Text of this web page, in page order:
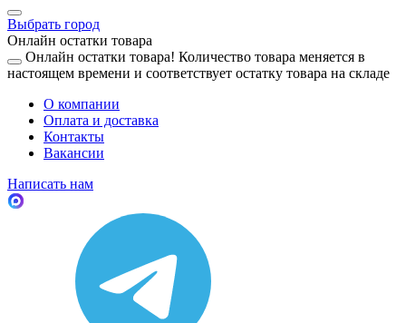
Выбрать город
Онлайн остатки товара
Онлайн остатки товара! Количество товара меняется в
настоящем времени и соответствует остатку товара на складе
О компании
Оплата и доставка
Контакты
Вакансии
Написать нам